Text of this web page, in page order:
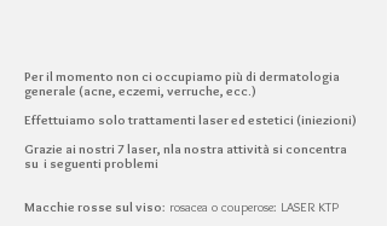
Per il momento non ci occupiamo più di dermatologia
generale (acne, eczemi, verruche, ecc.)
Effettuiamo solo trattamenti laser ed estetici (iniezioni)
Grazie ai nostri 7 laser, nla nostra attività si concentra
su i seguenti problemi
Macchie rosse sul viso: rosacea o couperose: LASER KTP